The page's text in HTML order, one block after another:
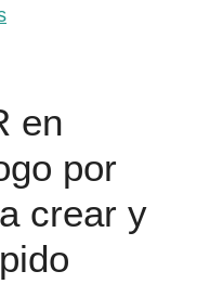
en
por
crear y